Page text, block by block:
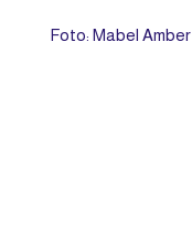
Foto: Mabel Amber